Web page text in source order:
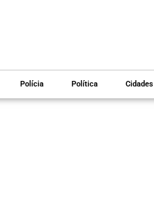
Polícia Política Cidades